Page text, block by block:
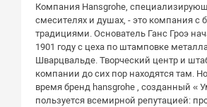
Компания Hansgrohe,
смесителях и душах, - это компания с
традициями. Основатель Ганс Гроэ
1901 году с цеха по штамповке
Шварцвальде. Творческий центр и
компании до сих пор находятся там.
время бренд hansgrohe , созданный «
пользуется всемирной репутацией: